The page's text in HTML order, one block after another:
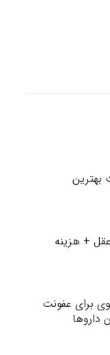
+ هزینه
برای عفونت
داروها